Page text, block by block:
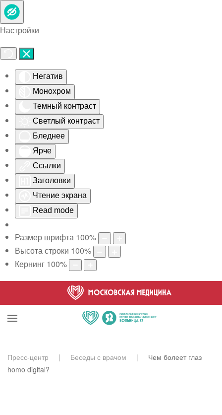
Настройки
Негатив
Монохром
Темный контраст
Светлый контраст
Бледнее
Ярче
Ссылки
Заголовки
Чтение экрана
Read mode
Размер шрифта 100%
Высота строки 100%
Кернинг 100%
Skip to main content
Пресс-центр Беседы с врачом
Чем болеет глаз
homo digital?